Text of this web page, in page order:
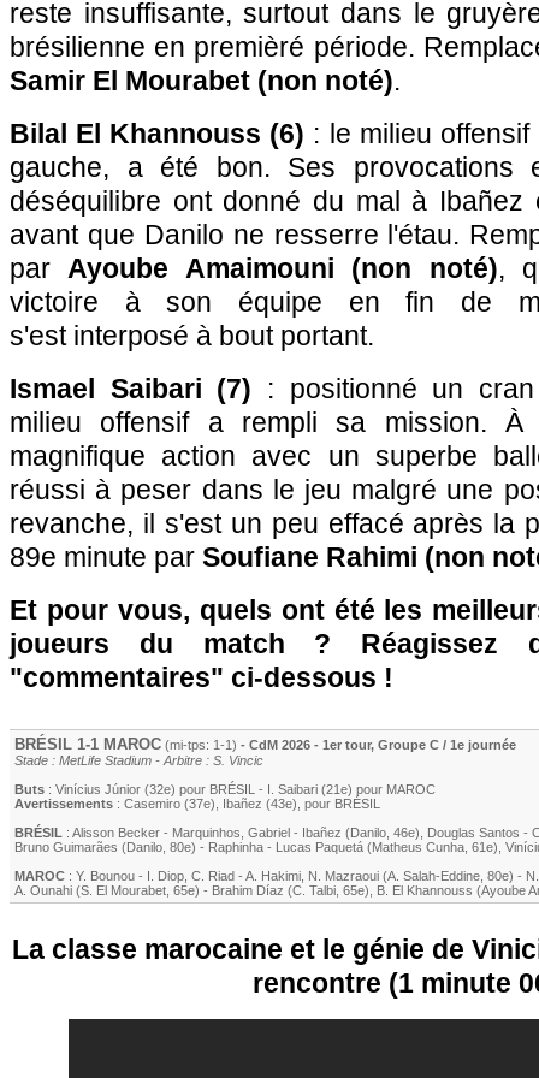
reste insuffisante, surtout dans le
brésilienne en premièré période.
Samir El Mourabet (non noté).
Bilal El Khannouss (6) : le milieu
gauche, a été bon. Ses provocations
déséquilibre ont donné du mal à Ibañez
avant que Danilo ne resserre l'étau.
par Ayoube Amaimouni (non noté),
victoire à son équipe en fin de
s'est interposé à bout portant.
Ismael Saibari (7) : positionné un
milieu offensif a rempli sa mission. À
magnifique action avec un superbe
réussi à peser dans le jeu malgré une
revanche, il s'est un peu effacé après la
89e minute par Soufiane Rahimi (non
Et pour vous, quels ont été les
joueurs du match ? Réagissez
"commentaires" ci-dessous !
BRÉSIL 1-1 MAROC (mi-tps: 1-1) - CdM 2026 - 1er tour, Groupe C / 1e journée
Stade : MetLife Stadium - Arbitre : S. Vincic
Buts : Vinícius Júnior (32e) pour BRÉSIL - I. Saibari (21e) pour MAROC
Avertissements : Casemiro (37e) Ibañez (43e) , pour BRÉSIL
BRÉSIL : Alisson Becker - Marquinhos Gabriel - Ibañez (Danilo , 46e) Douglas Santos -
Bruno Guimarães (Danilo , 80e) - Raphinha - Lucas Paquetá (Matheus Cunha , 61e)
MAROC : Y. Bounou - I. Diop C. Riad - A. Hakimi N. Mazraoui (A. Salah-Eddine , 80e) -
A. Ounahi (S. El Mourabet , 65e) - Brahim Díaz (C. Talbi , 65e) B. El Khannouss (Ayoube
La classe marocaine et le génie de
rencontre (1 minute